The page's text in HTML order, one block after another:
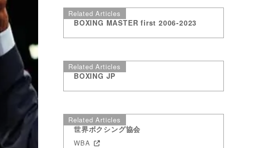
Related Articles
BOXING MASTER first 2006-2023
Related Articles
BOXING JP
Related Articles
世界ボクシング協会
WBA